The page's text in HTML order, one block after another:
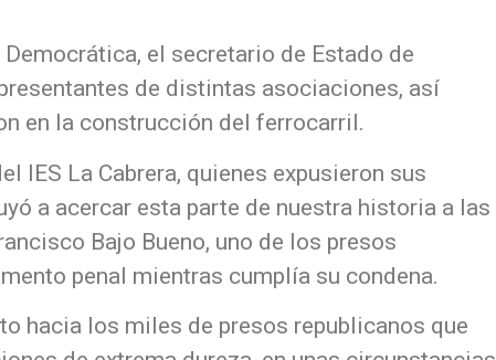
el secretario de Estado de
de distintas asociaciones, así
en la construcción del ferrocarril.
IES La Cabrera, quienes expusieron sus
a acercar esta parte de nuestra historia a las
Bajo Bueno, uno de los presos
penal mientras cumplía su condena.
hacia los miles de presos republicanos que